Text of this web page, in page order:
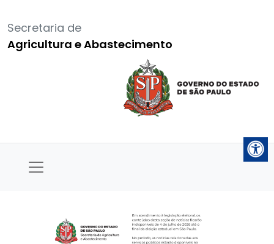
Secretaria de
Agricultura e Abastecimento